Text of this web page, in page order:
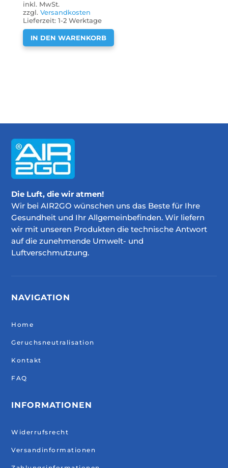
inkl. MwSt.
zzgl.Versandkosten
Lieferzeit:1-2 Werktage
IN DEN WARENKORB
Die Luft, die wir atmen!
Wir bei AIR2GO wünschen uns das Beste für Ihre
Gesundheit und Ihr Allgemeinbefinden. Wir liefern
wir mit unseren Produkten die technische Antwort
auf die zunehmende Umwelt- und
Luftverschmutzung.
NAVIGATION
Home
Geruchsneutralisation
Kontakt
FAQ
INFORMATIONEN
Widerrufsrecht
Versandinformationen